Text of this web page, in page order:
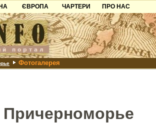
ЄВРОПА
Чорногорія
Хорватія
Болгарія
Албанія
ЧАРТЕРИ
ПРО НАС
Контакти
Партнерам
Додати готель
Фотогалерея
Причерноморье